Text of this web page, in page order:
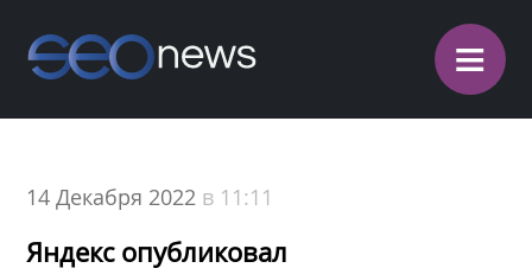
≡
14 Декабря 2022 в 11:11
Яндекс опубликовал